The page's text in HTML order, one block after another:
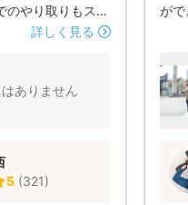
のやり取りもスム
ずった時も、全
詳しく見る
ありません
5 (321)
が